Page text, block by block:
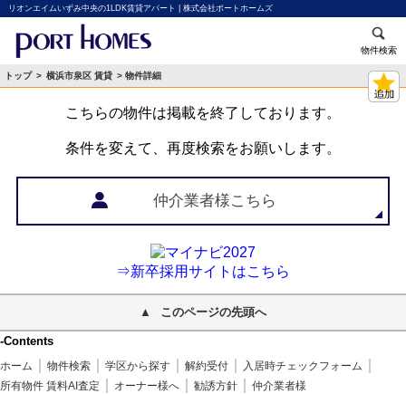
リオンエイムいずみ中央の1LDK賃貸アパート | 株式会社ポートホームズ
物件検索
トップ > 横浜市泉区 賃貸 > 物件詳細
こちらの物件は掲載を終了しております。
条件を変えて、再度検索をお願いします。
仲介業者様こちら
⇒新卒採用サイトはこちら
このページの先頭へ
-Contents
ホーム 物件検索 学区から探す 解約受付
入居時チェックフォーム
所有物件 賃料AI査定
オーナー様へ 勧誘方針 仲介業者様